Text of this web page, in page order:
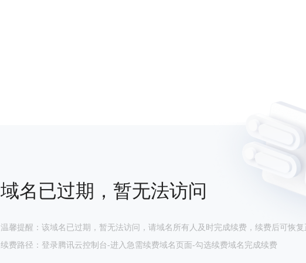
域名已过期，暂无法访问
温馨提醒：该域名已过期，暂无法访问，请域名所有人及时完成续费，续费后可恢复
续费路径：登录腾讯云控制台-进入急需续费域名页面-勾选续费域名完成续费